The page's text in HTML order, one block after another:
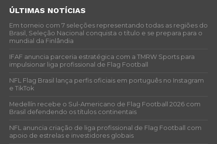
ÚLTIMAS NOTÍCIAS
Em torneio com 7 seleções representando todas as regiões do
Brasil, Seleção Nacional conquista o título e se prepara para o
mundial da Finlândia
IFAF anuncia parceria estratégica com a TMRW Sports para
impulsionar liga profissional de Flag Football
NFL Flag Brasil lança perfis oficiais em português no Instagram
e TikTok
Medellín recebe o Sul-Americano de Flag Football 2026 com
Brasil defendendo os títulos continentais
NFL anuncia criação de liga profissional de Flag Football com
apoio de estrelas e investidores globais